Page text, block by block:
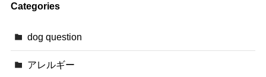
Categories
dog question
アレルギー